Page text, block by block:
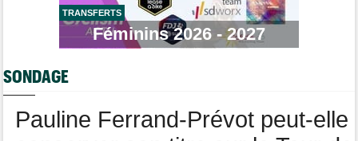
longtemps"
Tour de France Femmes
Marlen Reusser : "Le Mont Ventoux... on verra"
Route
TRANSFERTS
Féminins 2026 - 2027
SONDAGE
Pauline Ferrand-Prévot peut-elle